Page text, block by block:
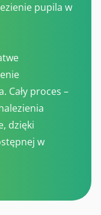
pupila w
Cały proces –
dzięki
w